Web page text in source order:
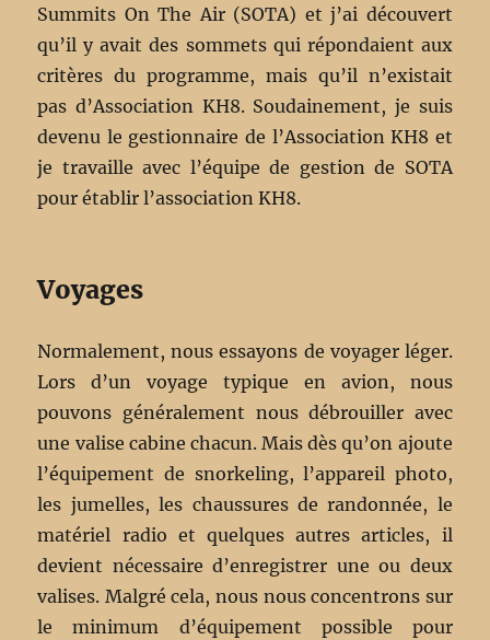
Summits On The Air (SOTA) et j’ai découvert
qu’il y avait des sommets qui répondaient aux
critères du programme, mais qu’il n’existait
pas d’Association KH8. Soudainement, je suis
devenu le gestionnaire de l’Association KH8 et
je travaille avec l’équipe de gestion de SOTA
pour établir l’association KH8.
Voyages
Normalement, nous essayons de voyager léger.
Lors d’un voyage typique en avion, nous
pouvons généralement nous débrouiller avec
une valise cabine chacun. Mais dès qu’on ajoute
l’équipement de snorkeling, l’appareil photo,
les jumelles, les chaussures de randonnée, le
matériel radio et quelques autres articles, il
devient nécessaire d’enregistrer une ou deux
valises. Malgré cela, nous nous concentrons sur
le minimum d’équipement possible pour